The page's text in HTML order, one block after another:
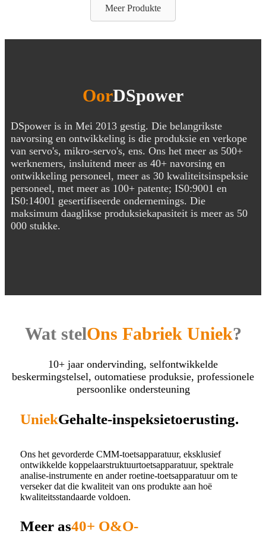
Meer Produkte
OorDSpower
DSpower is in Mei 2013 gestig. Die belangrikste
navorsing en ontwikkeling is die produksie en verkope
van servo's, mikro-servo's, ens. Ons het meer as 500+
werknemers, insluitend meer as 40+ navorsing en
ontwikkeling personeel, meer as 30 kwaliteitsinspeksie
personeel, met meer as 100+ patente; IS0:9001 en
IS0:14001 gesertifiseerde ondernemings. Die
maksimum daaglikse produksiekapasiteit is meer as 50
000 stukke.
Wat stelOns Fabriek Uniek?
10+ jaar ondervinding, selfontwikkelde
beskermingstelsel, outomatiese produksie, professionele
persoonlike ondersteuning
UniekGehalte-inspeksietoerusting.
Ons het gevorderde CMM-toetsapparatuur, eksklusief
ontwikkelde koppelaarstruktuurtoetsapparatuur, spektrale
analise-instrumente en ander roetine-toetsapparatuur om te
verseker dat die kwaliteit van ons produkte aan hoë
kwaliteitsstandaarde voldoen.
Meer as40+ O&O-